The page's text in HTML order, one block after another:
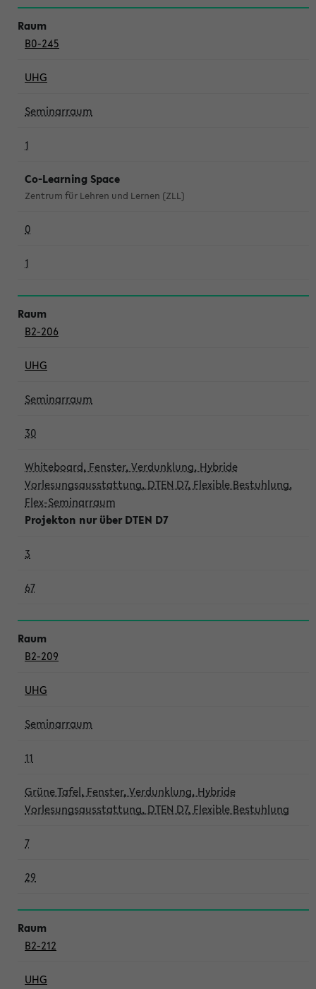
B0-245
UHG
Seminarraum
1
Co-Learning Space
Zentrum für Lehren und Lernen (ZLL)
0
1
B2-206
UHG
Seminarraum
30
Whiteboard, Fenster, Verdunklung, Hybride
Vorlesungsausstattung, DTEN D7, Flexible Bestuhlung,
Flex-Seminarraum
Projekton nur über DTEN D7
3
67
B2-209
UHG
Seminarraum
11
Grüne Tafel, Fenster, Verdunklung, Hybride
Vorlesungsausstattung, DTEN D7, Flexible Bestuhlung
7
29
B2-212
UHG